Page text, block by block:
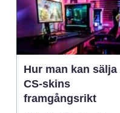
Hur man kan sälja
CS-skins
framgångsrikt